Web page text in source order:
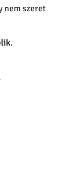
nem szeret